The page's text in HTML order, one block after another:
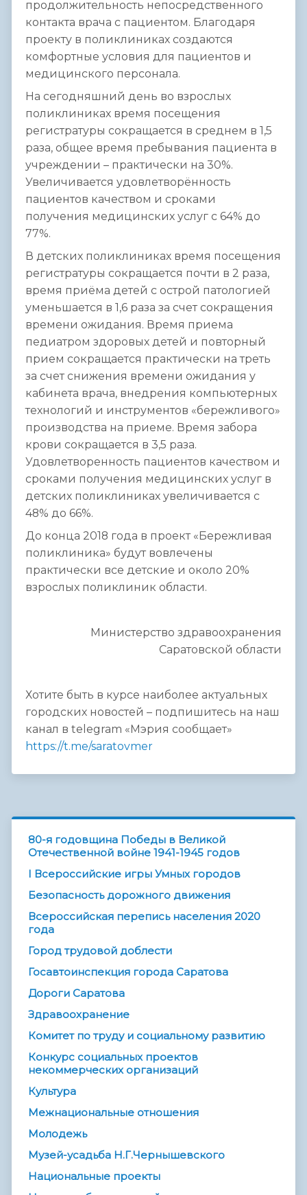
продолжительность непосредственного
контакта врача с пациентом. Благодаря
проекту в поликлиниках создаются
комфортные условия для пациентов и
медицинского персонала.
На сегодняшний день во взрослых
поликлиниках время посещения
регистратуры сокращается в среднем в 1,5
раза, общее время пребывания пациента в
учреждении – практически на 30%.
Увеличивается удовлетворённость
пациентов качеством и сроками
получения медицинских услуг с 64% до
77%.
В детских поликлиниках время посещения
регистратуры сокращается почти в 2 раза,
время приёма детей с острой патологией
уменьшается в 1,6 раза за счет сокращения
времени ожидания. Время приема
педиатром здоровых детей и повторный
прием сокращается практически на треть
за счет снижения времени ожидания у
кабинета врача, внедрения компьютерных
технологий и инструментов «бережливого»
производства на приеме. Время забора
крови сокращается в 3,5 раза.
Удовлетворенность пациентов качеством и
сроками получения медицинских услуг в
детских поликлиниках увеличивается с
48% до 66%.
До конца 2018 года в проект «Бережливая
поликлиника» будут вовлечены
практически все детские и около 20%
взрослых поликлиник области.
Министерство здравоохранения
Саратовской области
Хотите быть в курсе наиболее актуальных
городских новостей – подпишитесь на наш
канал в telegram «Мэрия сообщает»
https://t.me/saratovmer
80-я годовщина Победы в Великой
Отечественной войне 1941-1945 годов
I Всероссийские игры Умных городов
Безопасность дорожного движения
Всероссийская перепись населения 2020
года
Город трудовой доблести
Госавтоинспекция города Саратова
Дороги Саратова
Здравоохранение
Комитет по труду и социальному развитию
Конкурс социальных проектов
некоммерческих организаций
Культура
Межнациональные отношения
Молодежь
Музей-усадьба Н.Г.Чернышевского
Национальные проекты